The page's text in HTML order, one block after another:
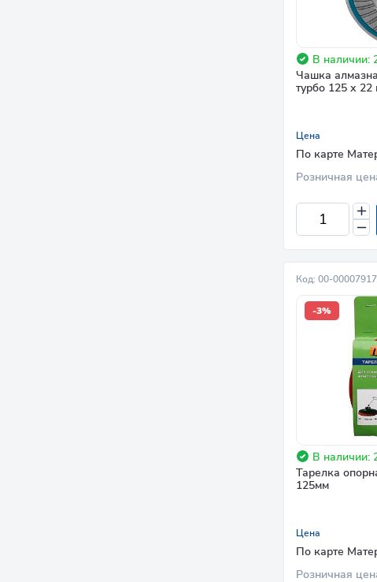
В наличии:
Чашка
турбо 125 х 22
Цена
По карте
Розничная
Код: 00-00007917
-3%
В наличии:
Тарелка
125мм
Цена
По карте
Розничная